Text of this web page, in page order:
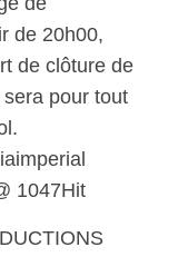
de 20h00,
de clôture de
pour tout
1047Hit